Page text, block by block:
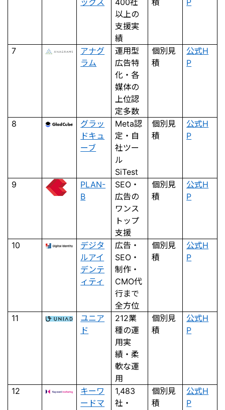
以上の
支援実
績
7
アナグ
ラム
運用型
広告特
化・各
媒体の
上位認
定多数
個別見
積
公式H
P
8
グラッ
ドキュ
ーブ
Meta認
定・自
社ツー
ル
SiTest
個別見
積
公式H
P
9
PLAN-
B
SEO・
広告の
ワンス
トップ
支援
個別見
積
公式H
P
10
デジタ
ルアイ
デンテ
ィティ
広告・
SEO・
制作・
CMO代
行まで
全方位
個別見
積
公式H
P
11
ユニア
ド
212業
種の運
用実
績・柔
軟な運
用
個別見
積
公式H
P
12
キーワ
ードマ
1,483
社・
個別見
積
公式H
P